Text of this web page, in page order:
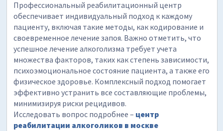
Профессиональный реабилитационный центр
обеспечивает индивидуальный подход к каждому
пациенту, включая такие методы, как кодирование и
своевременное лечение запоя. Важно отметить, что
успешное лечение алкоголизма требует учета
множества факторов, таких как степень зависимости,
психоэмоциональное состояние пациента, а также его
физическое здоровье. Комплексный подход помогает
эффективно устранить все составляющие проблемы,
минимизируя риски рецидивов.
Исследовать вопрос подробнее – центр
реабилитации алкоголиков в москве